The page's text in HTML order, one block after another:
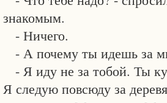
знакомым.
- Ничего.
- А почему ты идешь за
- Я иду не за тобой. Ты
Я следую повсюду за